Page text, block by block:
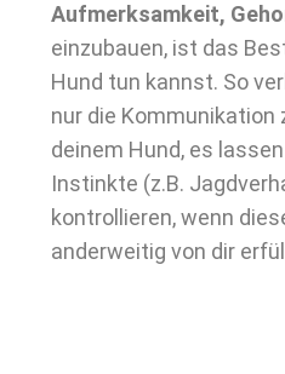
Aufmerksamkeit,
einzubauen, ist das
Hund tun kannst. So
nur die Kommunikation
deinem Hund, es
Instinkte (z.B.
kontrollieren, wenn
anderweitig von dir